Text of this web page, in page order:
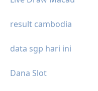
result cambodia
data sgp hari ini
Dana Slot